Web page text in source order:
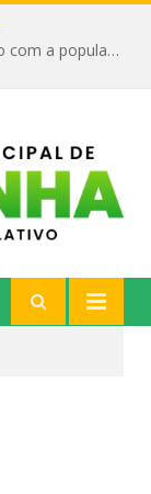
Um símbolo do mandato e do compromisso com a população